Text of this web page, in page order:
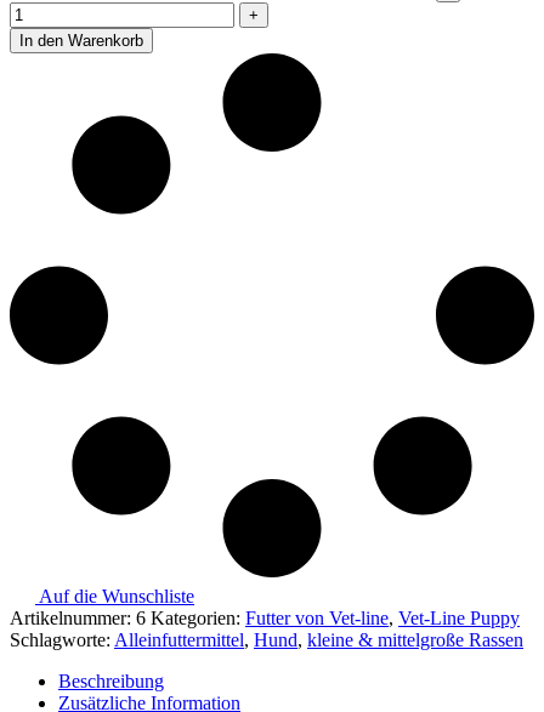
In den Warenkorb
Auf die Wunschliste
Artikelnummer: 6 Kategorien: Futter von Vet-line, Vet-Line Puppy
Schlagworte: Alleinfuttermittel, Hund, kleine & mittelgroße Rassen
Beschreibung
Zusätzliche Information